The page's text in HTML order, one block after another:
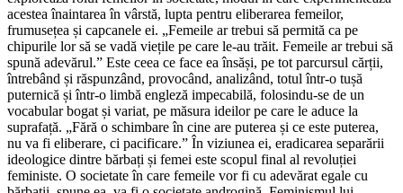
acestea înaintarea în vârstă, lupta pentru eliberarea femeilor,
frumusețea și capcanele ei. „Femeile ar trebui să permită ca pe
chipurile lor să se vadă viețile pe care le‑au trăit. Femeile ar trebui să
spună adevărul.” Este ceea ce face ea însăși, pe tot parcursul cărții,
întrebând și răspunzând, provocând, analizând, totul într‑o tușă
puternică și într‑o limbă engleză impecabilă, folosindu‑se de un
vocabular bogat și variat, pe măsura ideilor pe care le aduce la
suprafață. „Fără o schimbare în cine are puterea și ce este puterea,
nu va fi eliberare, ci pacificare.” În viziunea ei, eradicarea separării
ideologice dintre bărbați și femei este scopul final al revoluției
feministe. O societate în care femeile vor fi cu adevărat egale cu